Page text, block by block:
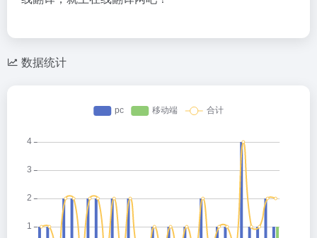
数据统计